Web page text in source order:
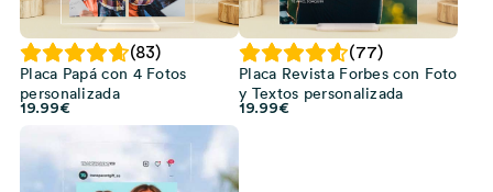
(83)
Placa Papá con 4 Fotos
personalizada
19.99€
(77)
Placa Revista Forbes con Foto
y Textos personalizada
19.99€